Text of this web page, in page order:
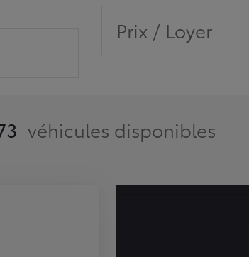
Prix / Loyer
véhicules disponibles